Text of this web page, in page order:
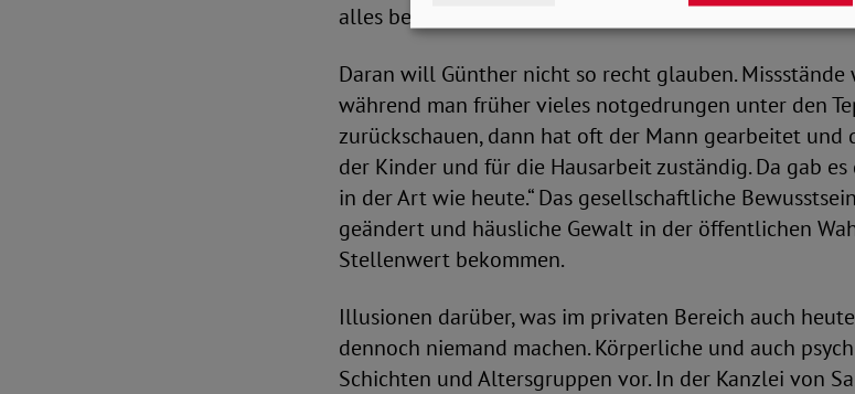
alles besser?
Daran will Günther nicht so recht glauben.
während man früher vieles notgedrungen unter den
zurückschauen, dann hat oft der Mann gearbeitet und
der Kinder und für die Hausarbeit zuständig. Da gab
in der Art wie heute.“ Das gesellschaftliche
geändert und häusliche Gewalt in der öffentlichen
Stellenwert bekommen.
Illusionen darüber, was im privaten Bereich auch
dennoch niemand machen. Körperliche und auch
Schichten und Altersgruppen vor. In der Kanzlei von